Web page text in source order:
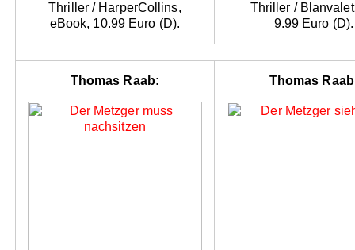
Thriller / HarperCollins,
eBook, 10.99 Euro (D).
Thriller /
9.99 Euro (D).
Thomas Raab: Thomas